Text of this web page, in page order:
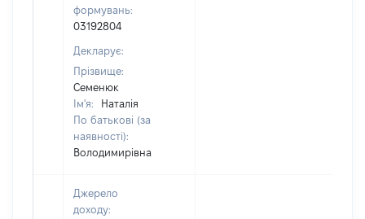
формувань:
03192804
Декларує:
Прізвище:
Семенюк
Ім'я:
Наталія
По батькові (за
наявності):
Володимирівна
Джерело
доходу: